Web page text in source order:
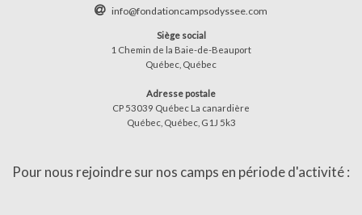
info@fondationcampsodyssee.com
Siège social
1 Chemin de la Baie-de-Beauport
Québec, Québec
Adresse postale
CP 53039 Québec La canardière
Québec, Québec, G1J 5k3
Pour nous rejoindre sur nos camps en période d'activité :